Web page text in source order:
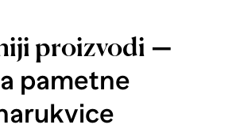
proizvodi —
pametne